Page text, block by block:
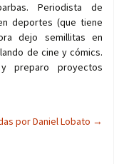
Periodista de
deportes (que tiene
dejo semillitas en
de cine y cómics.
preparo proyectos
por Daniel Lobato →